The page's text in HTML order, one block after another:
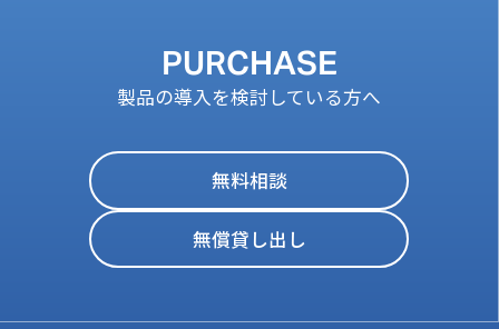
PURCHASE
製品の導入を検討している方へ
無料相談
無償貸し出し